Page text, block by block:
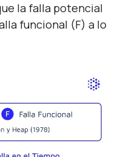
la falla potencial
funcional (F) a lo